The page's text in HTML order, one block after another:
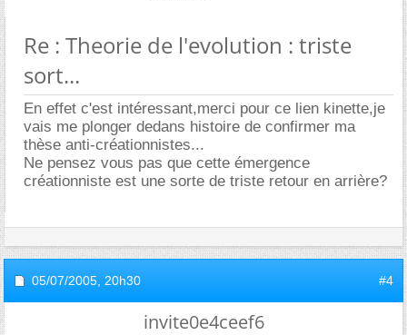
Re : Theorie de l'evolution : triste
sort...
En effet c'est intéressant,merci pour ce lien kinette,je
vais me plonger dedans histoire de confirmer ma
thèse anti-créationnistes...
Ne pensez vous pas que cette émergence
créationniste est une sorte de triste retour en arrière?
05/07/2005, 20h30 #4
invite0e4ceef6